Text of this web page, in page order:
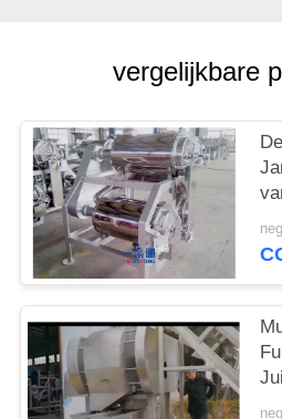
PRIVACY
POLICY
vergelijkbare